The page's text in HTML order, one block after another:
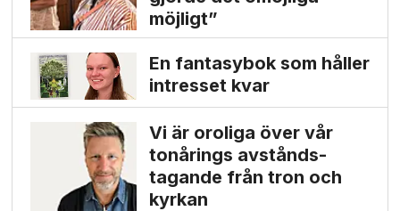
möjligt”
En fantasybok som håller
intresset kvar
Vi är oroliga över vår
tonårings avstånds­
tagande från tron och
kyrkan